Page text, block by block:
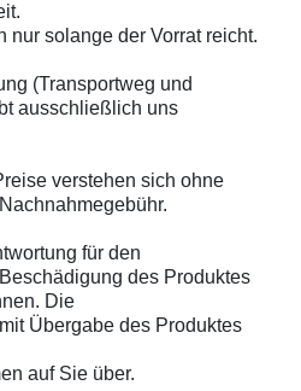
nur solange der Vorrat reicht.
(Transportweg und
ausschließlich uns
verstehen sich ohne
für den
des Produktes
Die
Übergabe des Produktes
auf Sie über.